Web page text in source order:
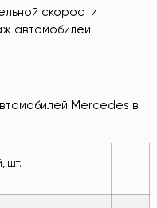
скорости
автомобилей
Mercedes в
шт.